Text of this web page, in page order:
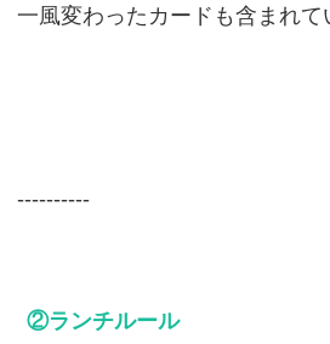
一風変わったカードも含まれて
----------
②ランチルール